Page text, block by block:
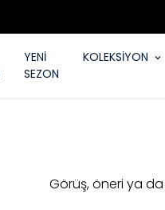
YENİ
SEZON
KOLEKSİYON
​Görüş, öneri ya